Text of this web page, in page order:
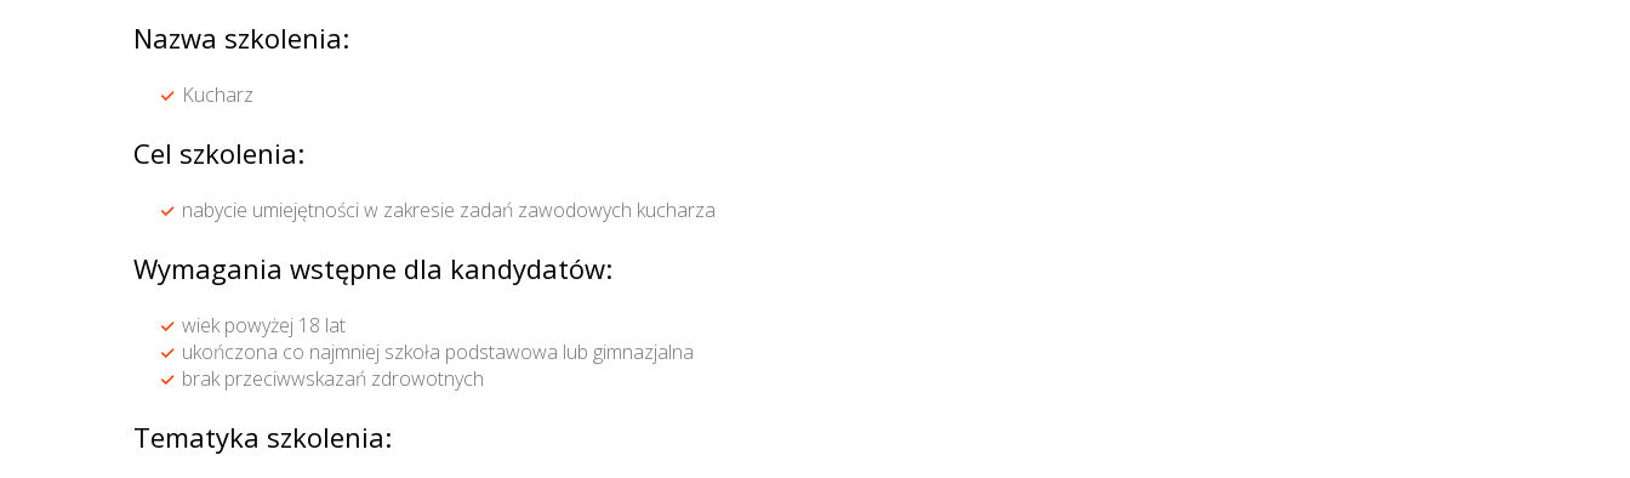
Nazwa szkolenia:
Kucharz
Cel szkolenia:
nabycie umiejętności w zakresie zadań zawodowych kucharza
Wymagania wstępne dla kandydatów:
wiek powyżej 18 lat
ukończona co najmniej szkoła podstawowa lub gimnazjalna
brak przeciwwskazań zdrowotnych
Tematyka szkolenia: